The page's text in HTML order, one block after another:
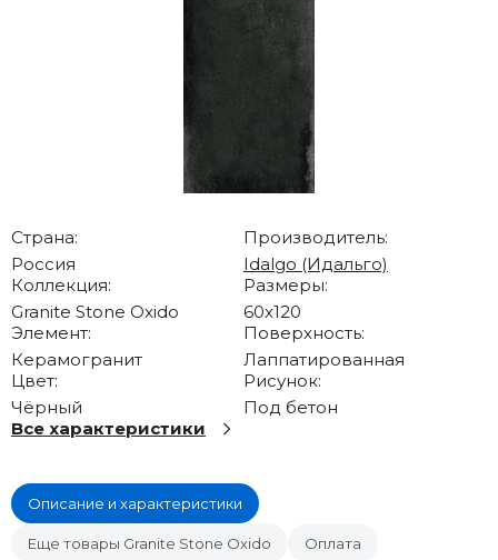
Страна:
Россия
Производитель:
Idalgo (Идальго)
Коллекция:
Granite Stone Oxido
Размеры:
60x120
Элемент:
Керамогранит
Поверхность:
Лаппатированная
Цвет:
Чёрный
Рисунок:
Под бетон
Все характеристики
Описание и характеристики
Еще товары Granite Stone Oxido Оплата